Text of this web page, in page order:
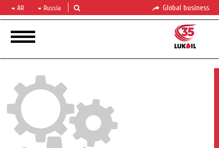
Global business
Russia
AR